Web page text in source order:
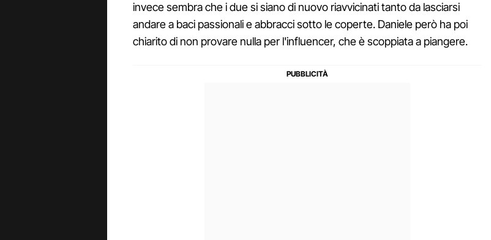
invece sembra che i due si siano di nuovo riavvicinati tanto da lasciarsi
andare a baci passionali e abbracci sotto le coperte. Daniele però ha poi
chiarito di non provare nulla per l'influencer, che è scoppiata a piangere.